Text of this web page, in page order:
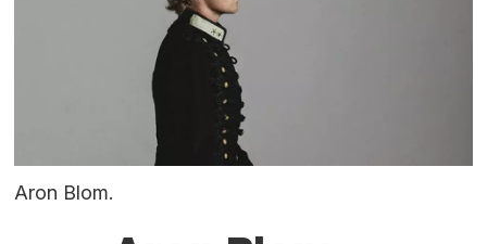
Aron Blom.